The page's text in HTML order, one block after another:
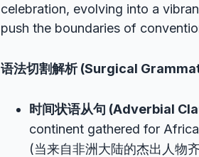
celebration, evolving into a
push the boundaries of
语法切割解析 (Surgical
时间状语从句 (Adverbial
continent gathered for
(当来自非洲大陆的杰出人物